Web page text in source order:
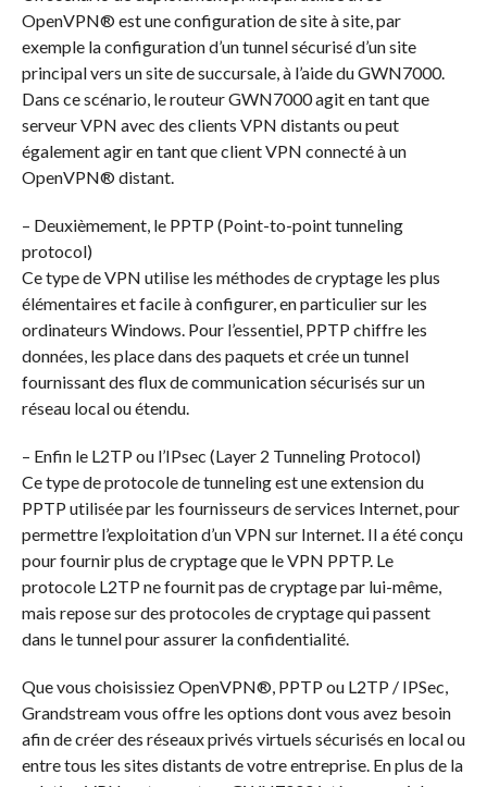
OpenVPN® est une configuration de site à site, par
exemple la configuration d’un tunnel sécurisé d’un site
principal vers un site de succursale, à l’aide du GWN7000.
Dans ce scénario, le routeur GWN7000 agit en tant que
serveur VPN avec des clients VPN distants ou peut
également agir en tant que client VPN connecté à un
OpenVPN® distant.
– Deuxièmement, le PPTP (Point-to-point tunneling
protocol)
Ce type de VPN utilise les méthodes de cryptage les plus
élémentaires et facile à configurer, en particulier sur les
ordinateurs Windows. Pour l’essentiel, PPTP chiffre les
données, les place dans des paquets et crée un tunnel
fournissant des flux de communication sécurisés sur un
réseau local ou étendu.
– Enfin le L2TP ou l’IPsec (Layer 2 Tunneling Protocol)
Ce type de protocole de tunneling est une extension du
PPTP utilisée par les fournisseurs de services Internet, pour
permettre l’exploitation d’un VPN sur Internet. Il a été conçu
pour fournir plus de cryptage que le VPN PPTP. Le
protocole L2TP ne fournit pas de cryptage par lui-même,
mais repose sur des protocoles de cryptage qui passent
dans le tunnel pour assurer la confidentialité.
Que vous choisissiez OpenVPN®, PPTP ou L2TP / IPSec,
Grandstream vous offre les options dont vous avez besoin
afin de créer des réseaux privés virtuels sécurisés en local ou
entre tous les sites distants de votre entreprise. En plus de la